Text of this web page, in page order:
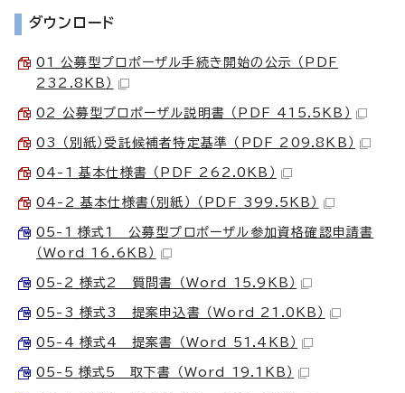
ダウンロード
01_公募型プロポーザル手続き開始の公示 （PDF
232.8KB）
02_公募型プロポーザル説明書 （PDF 415.5KB）
03_（別紙）受託候補者特定基準 （PDF 209.8KB）
04-1_基本仕様書 （PDF 262.0KB）
04-2_基本仕様書（別紙） （PDF 399.5KB）
05-1_様式1 公募型プロポーザル参加資格確認申請書
（Word 16.6KB）
05-2_様式2 質問書 （Word 15.9KB）
05-3_様式3 提案申込書 （Word 21.0KB）
05-4_様式4 提案書 （Word 51.4KB）
05-5_様式5 取下書 （Word 19.1KB）